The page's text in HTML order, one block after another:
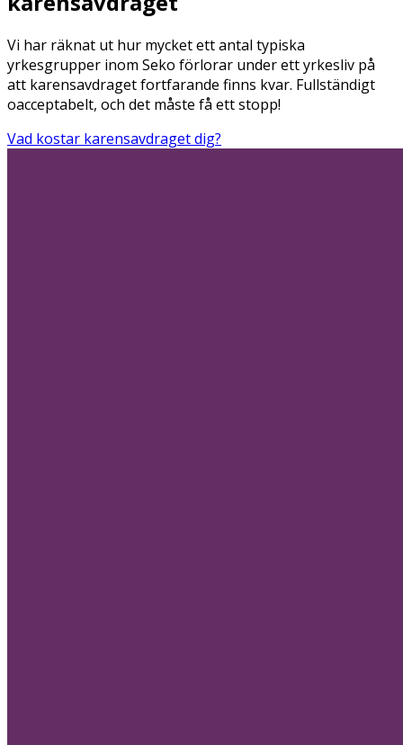
Vi har räknat ut hur mycket ett antal typiska
yrkesgrupper inom Seko förlorar under ett yrkesliv på
att karensavdraget fortfarande finns kvar. Fullständigt
oacceptabelt, och det måste få ett stopp!
Vad kostar karensavdraget dig?